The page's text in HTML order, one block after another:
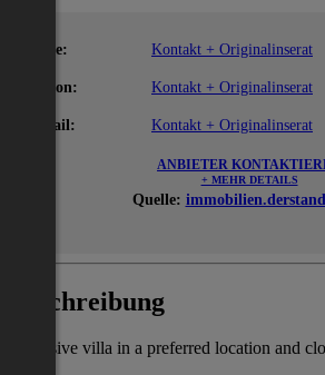
Name: Kontakt + Originalinserat
Telefon: Kontakt + Originalinserat
E-Mail: Kontakt + Originalinserat
ANBIETER
+ MEHR DETAILS
Quelle:
Beschreibung
Exclusive villa in a preferred location and